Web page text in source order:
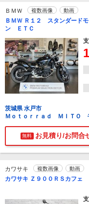
ＢＭＷ 複数画像 動画
ＢＭＷ Ｒ１２ スタンダード
ン ＥＴＣ
茨城県 水戸市
Ｍｏｔｏｒｒａｄ ＭＩＴＯ
無料 お見積り/お問合
カワサキ 複数画像 動画
カワサキ Ｚ９００ＲＳカフェ